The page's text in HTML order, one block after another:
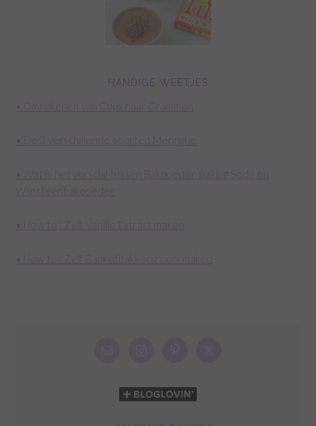
HANDIGE WEETJES
• Omrekenen van Cups naar Grammen
• De 3 verschillende soorten Meringue
• Wat is het verschil tussen Bakpoeder, Baking Soda en
• How to : Zelf Vanille Extract maken
• How to : Zelf Banketbakkersroom maken